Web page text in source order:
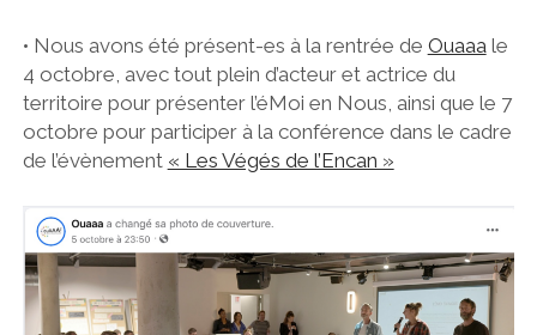
• Nous avons été présent-es à la rentrée de Ouaaale
4 octobre, avec tout plein d’acteur et actrice du
territoire pour présenter l’éMoi en Nous, ainsi que le 7
octobre pour participer à la conférence dans le cadre
de l’évènement « Les Végés de l’Encan »